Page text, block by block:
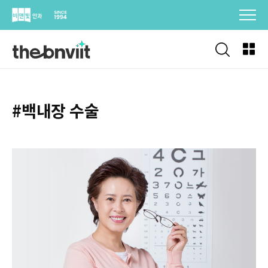
Skip
#백내장 수술